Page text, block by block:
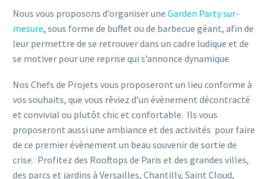
Nous vous proposons d’organiser une Garden Party sur-
mesure, sous forme de buffet ou de barbecue géant, afin de
leur permettre de se retrouver dans un cadre ludique et de
se motiver pour une reprise qui s’annonce dynamique.
Nos Chefs de Projets vous proposeront un lieu conforme à
vos souhaits, que vous rêviez d’un évènement décontracté
et convivial ou plutôt chic et confortable. Ils vous
proposeront aussi une ambiance et des activités pour faire
de ce premier évènement un beau souvenir de sortie de
crise. Profitez des Rooftops de Paris et des grandes villes,
des parcs et jardins à Versailles, Chantilly, Saint Cloud,